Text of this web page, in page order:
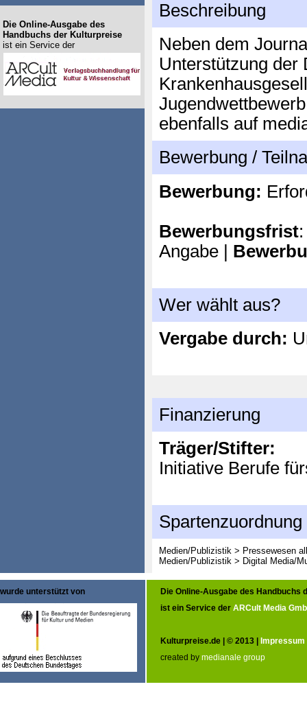
Beschreibung
Neben dem
Unterstützung der
ebenfalls auf
Bewerbung /
Bewerbung:
Bewerbungsfrist
Angabe |
Wer wählt aus?
Vergabe durch:
Finanzierung
Träger/Stifter:
Initiative Berufe
Spartenzuordnung
Medien/Publizistik > Pressewesen
Medien/Publizistik > Digital Media/
Die Online-Ausgabe des
Handbuchs der Kulturpreise
ist ein Service der
wurde unterstützt von
Die Online-Ausgabe des Handbuchs
ist ein Service der ARCult Media
Kulturpreise.de | © 2013 | Impressum
created by medianale group